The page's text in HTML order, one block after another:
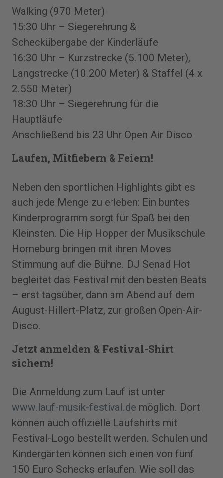
Walking (970 Meter)
15:30 Uhr – Siegerehrung &
Scheckübergabe der Kinderläufe
16:30 Uhr – Kurzstrecke (5.100 Meter),
Langstrecke (10.200 Meter) & Staffel (4 x
2.550 Meter)
18:30 Uhr – Siegerehrung für die
Hauptläufe
Anschließend bis 23 Uhr Open Air Disco
Laufen, Mitfiebern & Feiern!
Neben den sportlichen Highlights gibt es
auch jede Menge zu erleben: Ein buntes
Kinderprogramm sorgt für Spaß bei den
Kleinsten. Die Hip Hopper der Musikschule
Horneburg bringen mit ihren Moves
Stimmung auf die Bühne. DJ Senad Hot
begleitet das Festival mit den besten Beats
– erst tagsüber, dann am Abend auf dem
August-Hillert-Platz, zur großen Open-Air-
Disco.
Jetzt anmelden & Festival-Shirt
sichern!
Die Anmeldung zum Lauf ist unter
www.lauf-musik-festival.de möglich. Dort
können auch offizielle Laufshirts mit
Festival-Logo bestellt werden. Schulen und
Kindergärten können sich einen von fünf
150 Euro Schecks erlaufen. Wie soll das